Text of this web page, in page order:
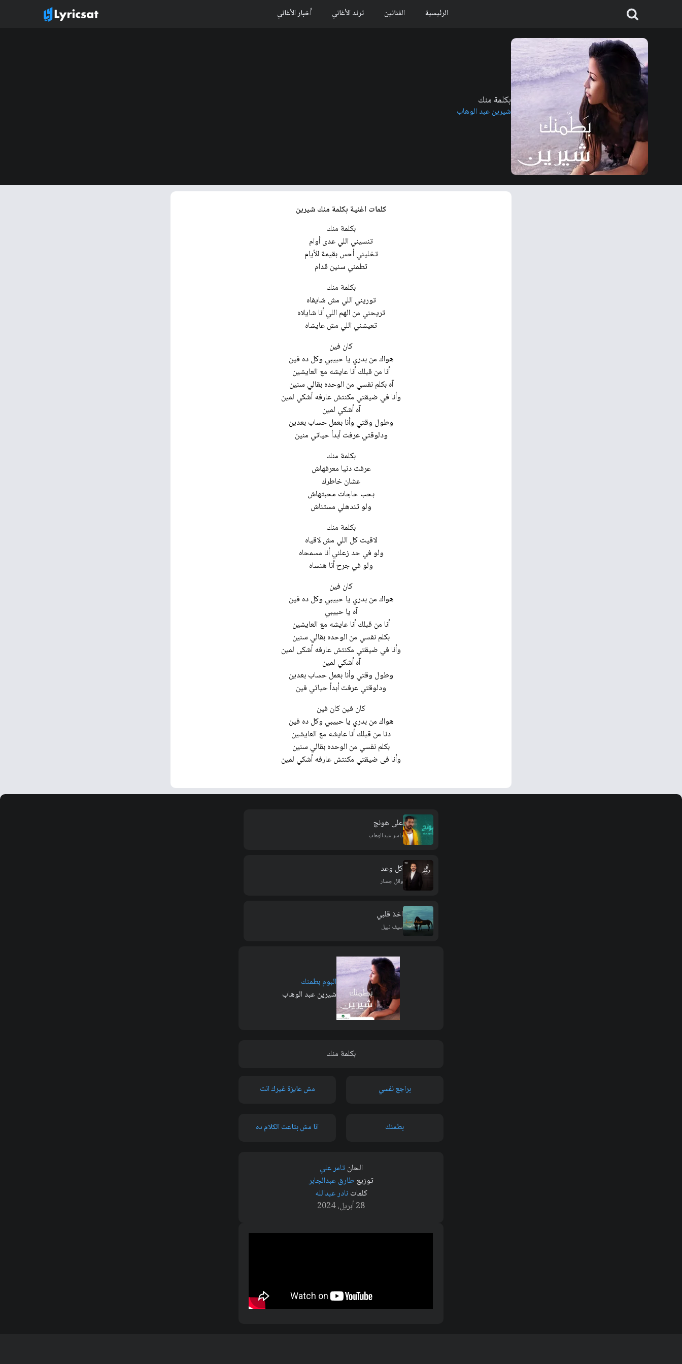
الرئيسية الفنانين ترند الأغاني أخبار الأغاني
بكلمة منك
شيرين عبد الوهاب
كلمات اغنية بكلمة منك شيرين
بكلمة منك
تنسيني اللي عدى أوام
تخليني أحس بقيمة الأيام
تطمني سنين قدام
بكلمة منك
توريني اللي مش شايفاه
تريحني من الهم اللي أنا شايلاه
تعيشني اللي مش عايشاه
كان فين
هواك من بدري يا حبيبي وكل ده فين
أنا من قبلك أنا عايشه مع العايشين
آه بكلم نفسي من الوحده بقالي سنين
وأنا في ضيقتي مكنتش عارفه أشكي لمين
آه أشكي لمين
وطول وقتي وأنا بعمل حساب بعدين
ودلوقتي عرفت أبدأ حياتي منين
بكلمة منك
عرفت دنيا معرفهاش
عشان خاطرك
بحب حاجات محبتهاش
ولو تندهلي مستناش
بكلمة منك
لاقيت كل اللي مش لاقياه
ولو في حد زعلني أنا مسمحاه
ولو في جرح أنا هنساه
كان فين
هواك من بدري يا حبيبي وكل ده فين
آه يا حبيبي
أنا من قبلك أنا عايشه مع العايشين
بكلم نفسي من الوحده بقالي سنين
وأنا في ضيقتي مكنتش عارفه أشكى لمين
آه أشكي لمين
وطول وقتي وأنا بعمل حساب بعدين
ودلوقتي عرفت أبدأ حياتي فين
كان فين كان فين
هواك من بدري يا حبيبي وكل ده فين
دنا من قبلك أنا عايشه مع العايشين
بكلم نفسي من الوحده بقالي سنين
وأنا فى ضيقتي مكنتش عارفه أشكي لمين
على هونج
ياسر عبدالوهاب
كل وعد
وائل جسار
اخذ قلبي
سيف نبيل
البوم بطمنك
شيرين عبد الوهاب
بكلمة منك
براجع نفسي مش عايزة غيرك انت
بطمنك انا مش بتاعت الكلام ده
الحانتامر علي
توزيع طارق عبدالجابر
كلماتنادر عبدالله
28 أبريل، 2024